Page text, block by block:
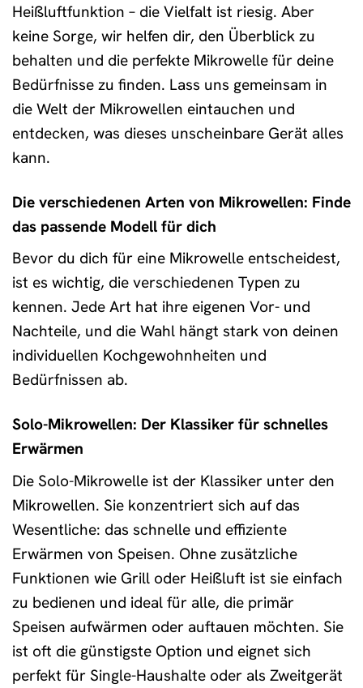
Heißluftfunktion – die Vielfalt ist riesig. Aber
keine Sorge, wir helfen dir, den Überblick zu
behalten und die perfekte Mikrowelle für deine
Bedürfnisse zu finden. Lass uns gemeinsam in
die Welt der Mikrowellen eintauchen und
entdecken, was dieses unscheinbare Gerät alles
kann.
Die verschiedenen Arten von Mikrowellen: Finde
das passende Modell für dich
Bevor du dich für eine Mikrowelle entscheidest,
ist es wichtig, die verschiedenen Typen zu
kennen. Jede Art hat ihre eigenen Vor- und
Nachteile, und die Wahl hängt stark von deinen
individuellen Kochgewohnheiten und
Bedürfnissen ab.
Solo-Mikrowellen: Der Klassiker für schnelles
Erwärmen
Die Solo-Mikrowelle ist der Klassiker unter den
Mikrowellen. Sie konzentriert sich auf das
Wesentliche: das schnelle und effiziente
Erwärmen von Speisen. Ohne zusätzliche
Funktionen wie Grill oder Heißluft ist sie einfach
zu bedienen und ideal für alle, die primär
Speisen aufwärmen oder auftauen möchten. Sie
ist oft die günstigste Option und eignet sich
perfekt für Single-Haushalte oder als Zweitgerät